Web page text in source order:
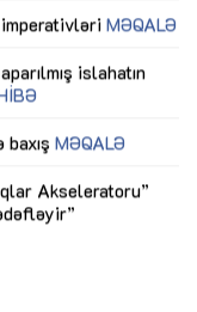
MƏQALƏ
islahatın
MƏQALƏ
Akseleratoru”